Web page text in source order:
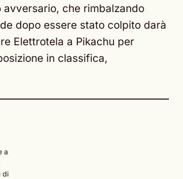
che rimbalzando
dopo essere stato colpito darà
Elettrotela a Pikachu per
in classifica,
a
di